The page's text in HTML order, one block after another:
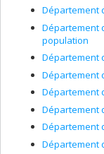
Département
Département
population
Département
Département
Département
Département
Département
Département